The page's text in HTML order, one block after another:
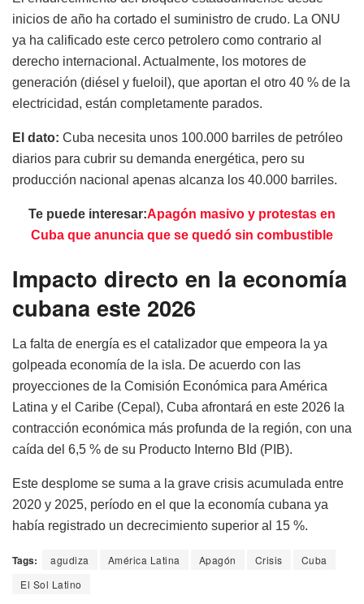
inicios de año ha cortado el suministro de crudo. La ONU
ya ha calificado este cerco petrolero como contrario al
derecho internacional. Actualmente, los motores de
generación (diésel y fueloil), que aportan el otro 40 % de la
electricidad, están completamente parados.
El dato: Cuba necesita unos 100.000 barriles de petróleo
diarios para cubrir su demanda energética, pero su
producción nacional apenas alcanza los 40.000 barriles.
Te puede interesar:Apagón masivo y protestas en
Cuba que anuncia que se quedó sin combustible
Impacto directo en la economía
cubana este 2026
La falta de energía es el catalizador que empeora la ya
golpeada economía de la isla. De acuerdo con las
proyecciones de la Comisión Económica para América
Latina y el Caribe (Cepal), Cuba afrontará en este 2026 la
contracción económica más profunda de la región, con una
caída del 6,5 % de su Producto Interno BId (PIB).
Este desplome se suma a la grave crisis acumulada entre
2020 y 2025, período en el que la economía cubana ya
había registrado un decrecimiento superior al 15 %.
Tags: agudiza América Latina Apagón Crisis
Cuba
El Sol Latino